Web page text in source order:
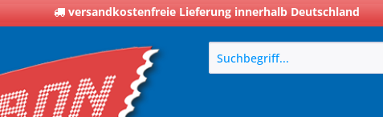
versandkostenfreie Lieferung innerhalb Deutschland